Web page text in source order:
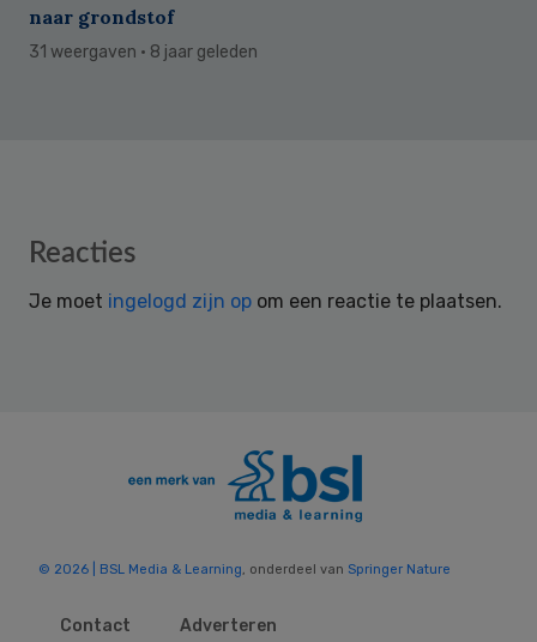
naar grondstof
31 weergaven · 8 jaar geleden
Reader
Reacties
Je moet ingelogd zijn op om een reactie te plaatsen.
© 2026 | BSL Media & Learning, onderdeel van Springer Nature
Contact Adverteren